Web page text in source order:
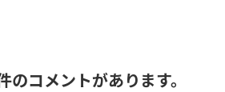
のコメントがあります。